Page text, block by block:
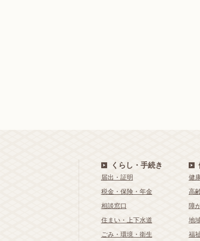
くらし・手続き
届出・証明
税金・保険・年金
相談窓口
住まい・上下水道
ごみ・環境・衛生
健
高
障
地
福